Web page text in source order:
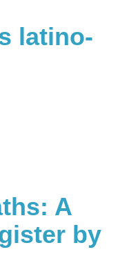
latino-
A
by